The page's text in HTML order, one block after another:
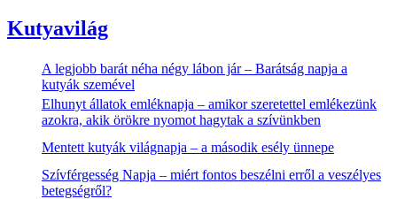
Kutyavilág
A legjobb barát néha négy lábon jár – Barátság napja a
kutyák szemével
Elhunyt állatok emléknapja – amikor szeretettel emlékezünk
azokra, akik örökre nyomot hagytak a szívünkben
Mentett kutyák világnapja – a második esély ünnepe
Szívférgesség Napja – miért fontos beszélni erről a veszélyes
betegségről?